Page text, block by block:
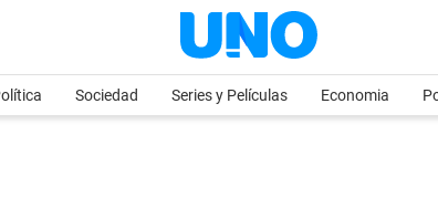
Sociedad Series y Películas Economia